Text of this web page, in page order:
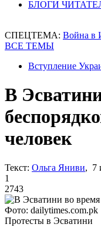
БЛОГИ
СПЕЦТЕМА: Война в
ВСЕ ТЕМЫ
Вступление
В
человек
Текст: Ольга Яниви, 7
1
2743
Фото: dailytimes.com.pk
Протесты в Эсватини